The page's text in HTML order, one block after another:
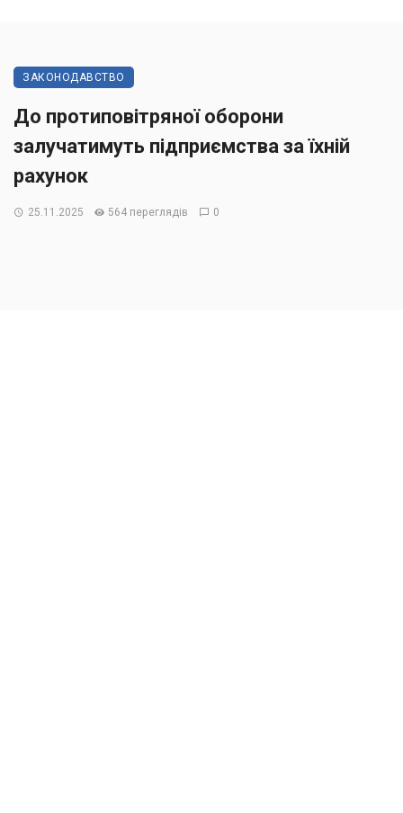
ЗАКОНОДАВСТВО
До протиповітряної оборони
залучатимуть підприємства за їхній
рахунок
25.11.2025 564 переглядів 0